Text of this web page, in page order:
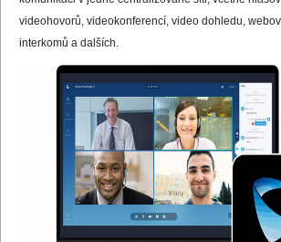
videohovorů, videokonferencí, video dohledu,
interkomů a dalších.